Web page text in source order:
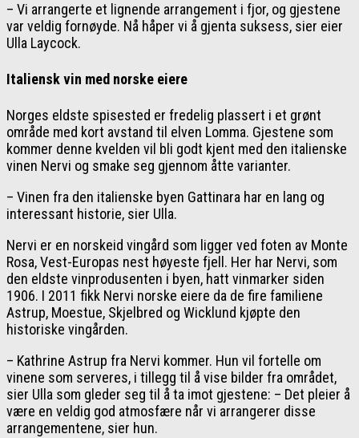
– Vi arrangerte et lignende arrangement i fjor, og gjestene
var veldig fornøyde. Nå håper vi å gjenta suksess, sier eier
Ulla Laycock.
Italiensk vin med norske eiere
Norges eldste spisested er fredelig plassert i et grønt
område med kort avstand til elven Lomma. Gjestene som
kommer denne kvelden vil bli godt kjent med den italienske
vinen Nervi og smake seg gjennom åtte varianter.
– Vinen fra den italienske byen Gattinara har en lang og
interessant historie, sier Ulla.
Nervi er en norskeid vingård som ligger ved foten av Monte
Rosa, Vest-Europas nest høyeste fjell. Her har Nervi, som
den eldste vinprodusenten i byen, hatt vinmarker siden
1906. I 2011 fikk Nervi norske eiere da de fire familiene
Astrup, Moestue, Skjelbred og Wicklund kjøpte den
historiske vingården.
– Kathrine Astrup fra Nervi kommer. Hun vil fortelle om
vinene som serveres, i tillegg til å vise bilder fra området,
sier Ulla som gleder seg til å ta imot gjestene: – Det pleier å
være en veldig god atmosfære når vi arrangerer disse
arrangementene, sier hun.